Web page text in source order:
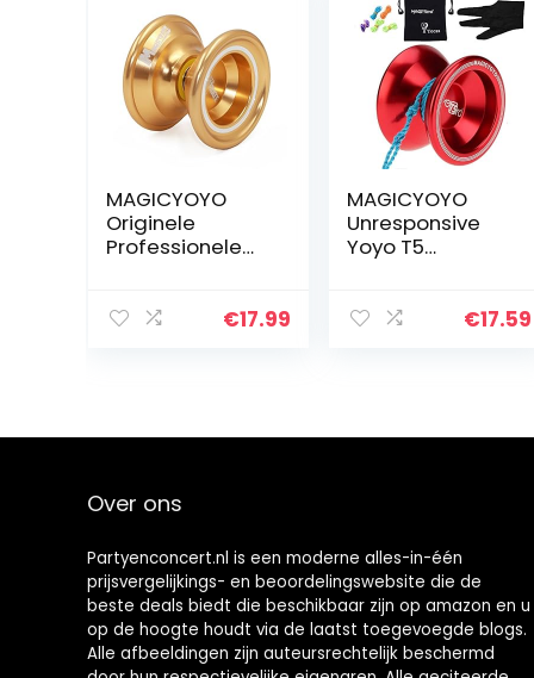
MAGICYOYO
Originele
Professionele
Geavanceerde
€17.99
MAGICYOYO
Unresponsive
Yoyo T5
Professionele
met Yoyo…
€17.59
Over ons
Partyenconcert.nl is een moderne alles-in-één
prijsvergelijkings- en beoordelingswebsite die de
beste deals biedt die beschikbaar zijn op amazon en u
op de hoogte houdt via de laatst toegevoegde blogs.
Alle afbeeldingen zijn auteursrechtelijk beschermd